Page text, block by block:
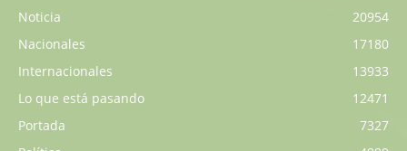
Noticia
20954
Nacionales
17180
Internacionales
13933
Lo que está pasando
12471
Portada
7327